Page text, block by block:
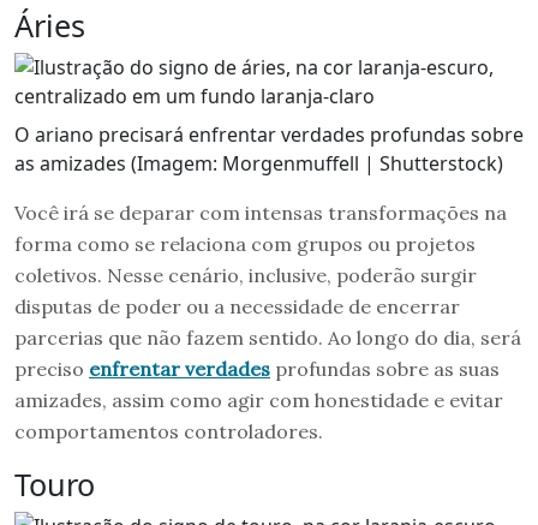
Áries
O ariano precisará enfrentar verdades profundas sobre
as amizades (Imagem: Morgenmuffell | Shutterstock)
Você irá se deparar com intensas transformações na
forma como se relaciona com grupos ou projetos
coletivos. Nesse cenário, inclusive, poderão surgir
disputas de poder ou a necessidade de encerrar
parcerias que não fazem sentido. Ao longo do dia, será
preciso enfrentar verdades profundas sobre as suas
amizades, assim como agir com honestidade e evitar
comportamentos controladores.
Touro